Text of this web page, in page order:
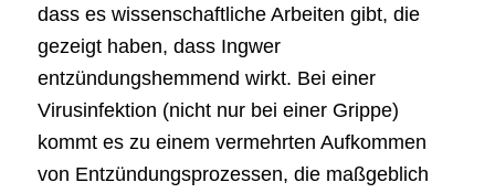
dass es wissenschaftliche Arbeiten gibt, die
gezeigt haben, dass Ingwer
entzündungshemmend wirkt. Bei einer
Virusinfektion (nicht nur bei einer Grippe)
kommt es zu einem vermehrten Aufkommen
von Entzündungsprozessen, die maßgeblich